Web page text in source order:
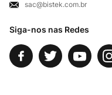
Siga-nos nas Redes
Fale Conosco
sac@bistek.com.br